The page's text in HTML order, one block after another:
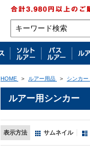
HOME > ルアー用品 > シンカー
ルアー用シンカー
表示方法 サムネイル